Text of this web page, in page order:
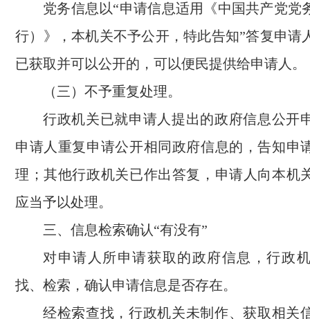
党务信息以“申请信息适用《中国共产党党
行）》，本机关不予公开，特此告知”答复申请
已获取并可以公开的，可以便民提供给申请人。
（三）不予重复处理。
行政机关已就申请人提出的政府信息公开
申请人重复申请公开相同政府信息的，告知申
理；其他行政机关已作出答复，申请人向本机
应当予以处理。
三、信息检索确认“有没有”
对申请人所申请获取的政府信息，行政
找、检索，确认申请信息是否存在。
经检索查找，行政机关未制作、获取相关